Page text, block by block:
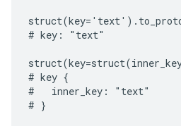
# key: "text"
# key {
#   inner_key: "text"
# }